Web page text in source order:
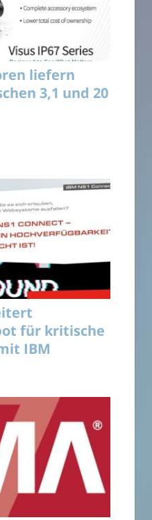
liefern
3,1 und 20
für kritische
IBM